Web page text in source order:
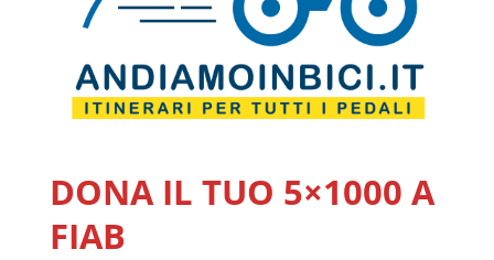
DONA IL TUO 5×1000 A
FIAB